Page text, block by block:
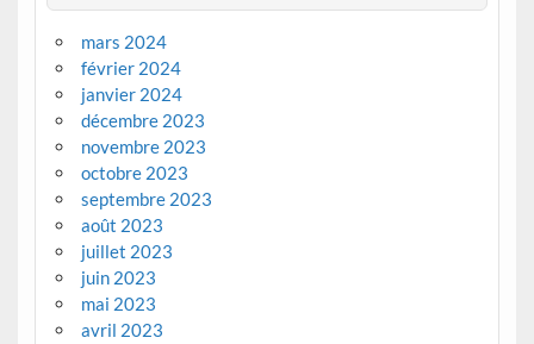
mars 2024
février 2024
janvier 2024
décembre 2023
novembre 2023
octobre 2023
septembre 2023
août 2023
juillet 2023
juin 2023
mai 2023
avril 2023